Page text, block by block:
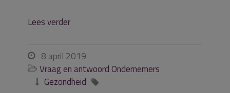
Lees verder
 8 april 2019
 Vraag en antwoord Ondernemers
 Gezondheid 